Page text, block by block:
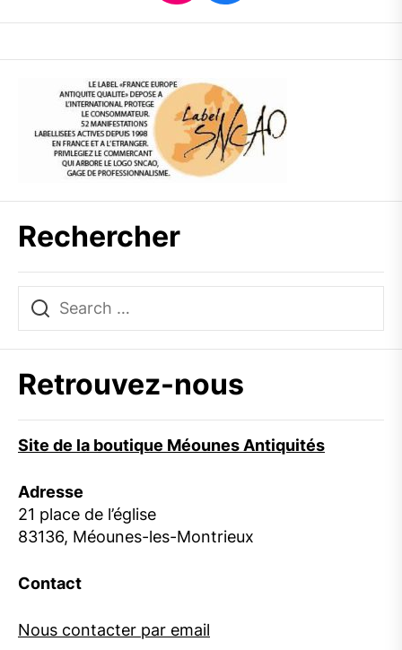
Rechercher
Retrouvez-nous
Site de la boutique Méounes Antiquités
Adresse
21 place de l’église
83136, Méounes-les-Montrieux
Contact
Nous contacter par email